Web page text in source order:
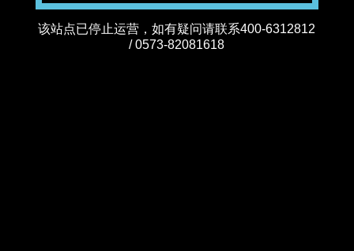
该站点已停止运营，如有疑问请联系400-6312812
/ 0573-82081618